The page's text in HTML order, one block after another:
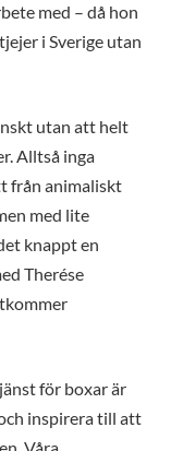
med – då hon
i Sverige utan
utan att helt
Alltså inga
från animaliskt
med lite
knappt en
Therése
för boxar är
inspirera till att